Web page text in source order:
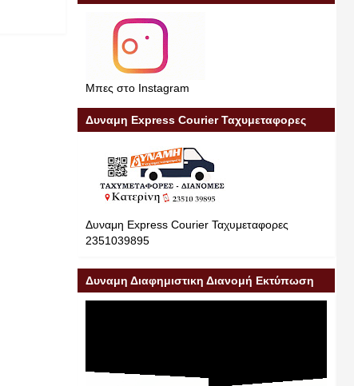
Μπες στο Instagram
Δυναμη Express Courier Ταχυμεταφορες
Δυναμη Express Courier Ταχυμεταφορες
2351039895
Δυναμη Διαφημιστικη Διανομή Εκτύπωση
Διαφήμιση 23510 39895